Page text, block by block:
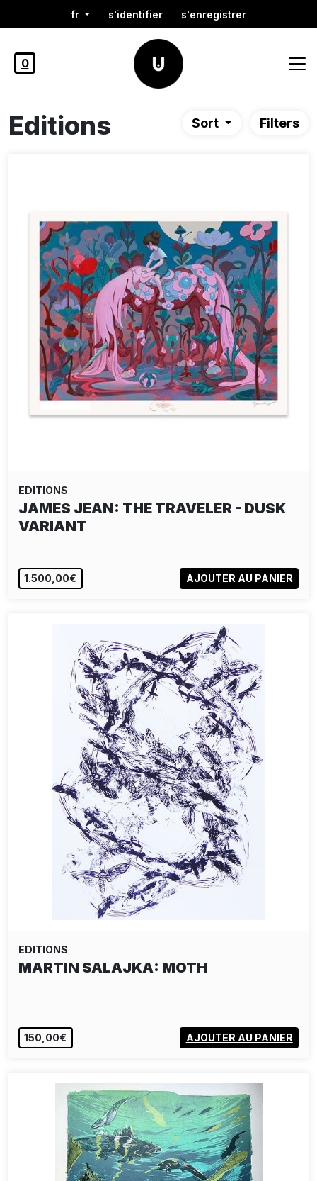
fr s'identifier s'enregistrer
0
Editions Sort Filters
EDITIONS
JAMES JEAN: THE TRAVELER - DUSK
VARIANT
1.500,00€ AJOUTER AU PANIER
EDITIONS
CHRISSE KUNST: TEUFELSBERG
EPUISÉ VOIR